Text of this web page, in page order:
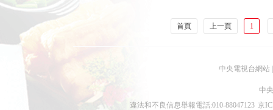
首頁 上一頁 1
中央電視台網站
中
違法和不良信息舉報電話:010-88047123 京